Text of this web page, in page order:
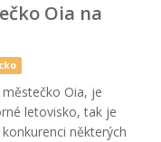
Oia na
Oia, je
letovisko, tak je
některých